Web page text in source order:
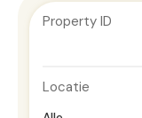
Property ID
Locatie